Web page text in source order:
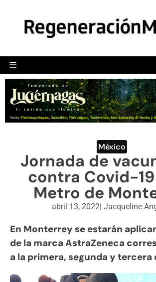
☰
POLÍTICA
CAMALEÓN
OPINIÓN
DEPORTES
ENGLISH SECTION
VIDEOS
México
Jornada de
contra Covid-
Metro de
abril 13, 2022| Jacqueline
En Monterrey se estarán
de la marca AstraZeneca
a la primera, segunda y tercera